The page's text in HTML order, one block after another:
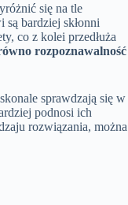
się na tle
bardziej skłonni
co z kolei przedłuża
rozpoznawalność
sprawdzają się w
podnosi ich
rozwiązania, można